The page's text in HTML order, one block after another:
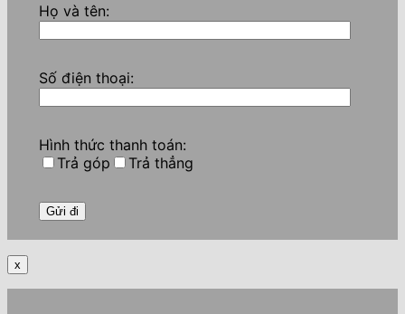
Họ và tên:
Số điện thoại:
Hình thức thanh toán:
Trả góp
Trả thẳng
x